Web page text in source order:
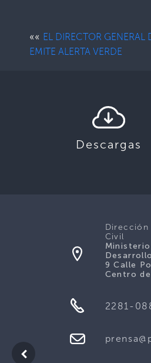
«« EL DIRECTOR
EMITE ALERTA VERDE
Descargas
Dirección
Civil
9 Calle
Centro
2281-